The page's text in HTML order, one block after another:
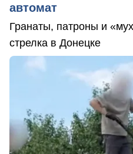
автомат
Гранаты, патроны и
стрелка в Донецке